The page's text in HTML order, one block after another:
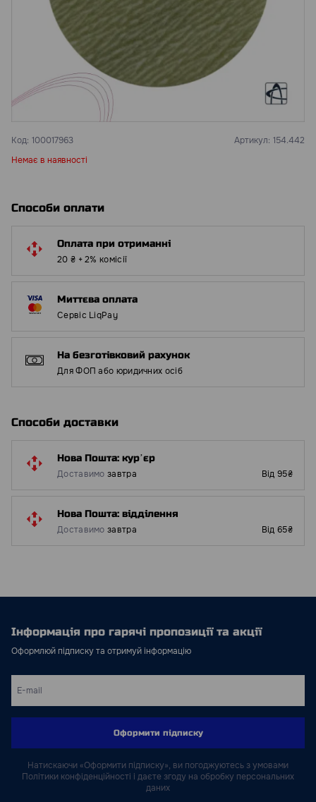
Код: 100017963 Артикул: 154.442
Немає в наявності
Способи оплати
Оплата при отриманні
20 ₴ + 2% комісії
Миттєва оплата
Сервіс LiqPay
На безготівковий рахунок
Для ФОП або юридичних осіб
Способи доставки
Нова Пошта: курʼєр
Доставимо завтра Від 95₴
Нова Пошта: відділення
Доставимо завтра Від 65₴
Інформація про гарячі пропозиції та акції
Оформлюй підписку та отримуй інформацію
Оформити підписку
Натискаючи «Оформити підписку», ви погоджуютесь з умовами
Політики конфіденційності і даєте згоду на обробку персональних
даних